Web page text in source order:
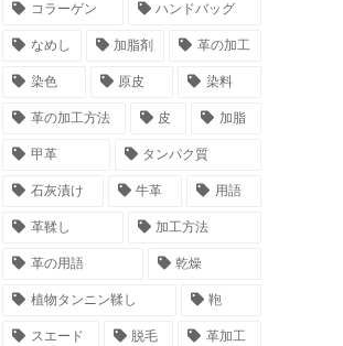
コラーゲン ハンドバッグ
なめし 加脂剤 革の加工
染色 原皮 染料
革の加工方法 皮 加脂
甲革 タンパク質
石灰漬け 牛革 用語
革鞣し 加工方法
革の用語 乾燥
植物タンニン鞣し 鞄
スエード 脱毛 革加工